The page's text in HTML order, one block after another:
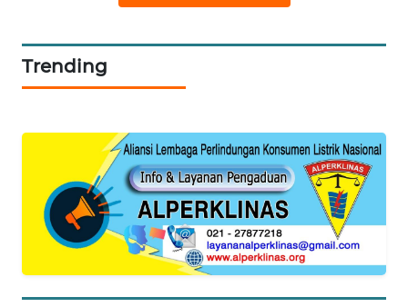
Trending
INFRASTRUKTUR
LISTRIK
WAHANA
TRAVEL
WAHANA